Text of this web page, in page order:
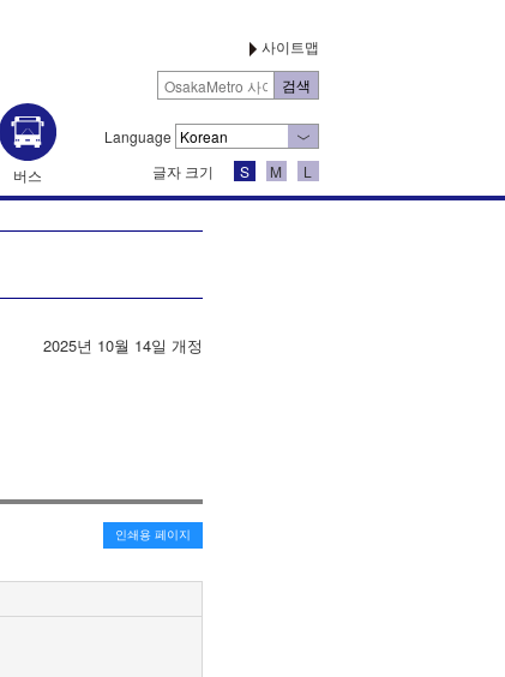
버스
사이트맵
Language
글자 크기
S M L
2025년 10월 14일 개정